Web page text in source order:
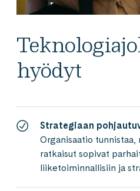
hyödyt
Strategiaan
Organisaatio
ratkaisut sopivat
liiketoiminnallisiin ja